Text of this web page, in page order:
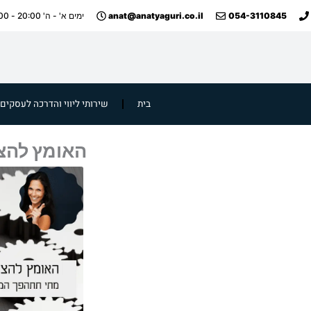
054-3110845
anat@anatyaguri.co.il ימים א' - ה' 20:00 - 09:00
בית שירותי ליווי והדרכה לעסקים
האומץ